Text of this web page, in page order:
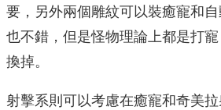
要，另外兩個雕紋可以裝癒寵和
也不錯，但是怪物理論上都是打
換掉。
射擊系則可以考慮在癒寵和奇美